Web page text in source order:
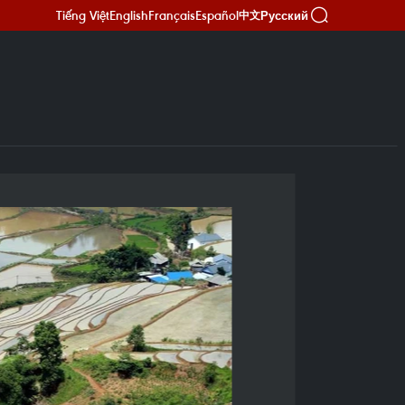
Tiếng ViệtEnglishFrançaisEspañol中文Русский